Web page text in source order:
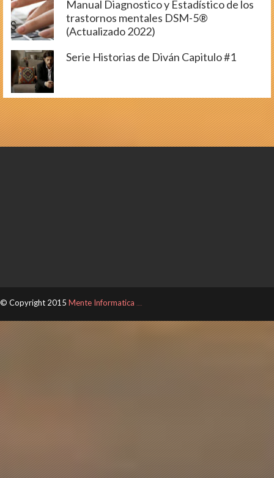
Manual Diagnostico y Estadístico de los
trastornos mentales DSM-5®
(Actualizado 2022)
Serie Historias de Diván Capitulo #1
© Copyright 2015 Mente Informatica